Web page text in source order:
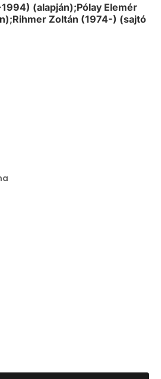
(alapján);Pólay Elemér
Zoltán (1974-) (sajtó